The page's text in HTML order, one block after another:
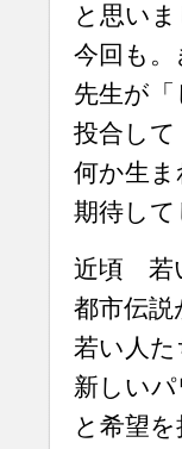
と思いま
今回も。
先生が
投合して
何か生ま
期待して
近頃 若
都市伝
若い人た
新しい
と希望